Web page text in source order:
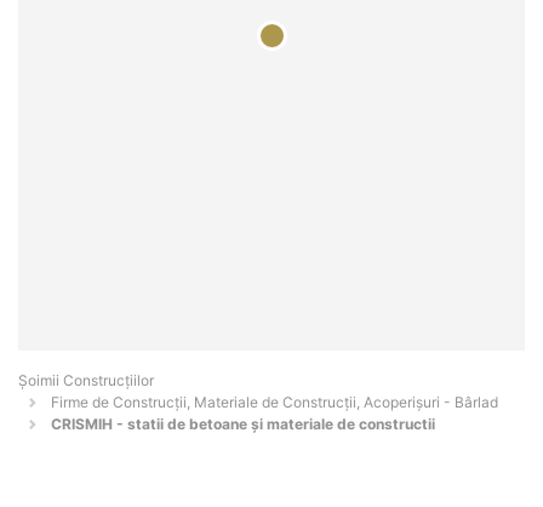
Șoimii Construcțiilor
Firme de Construcții, Materiale de Construcții, Acoperișuri - Bârlad
CRISMIH - statii de betoane și materiale de constructii